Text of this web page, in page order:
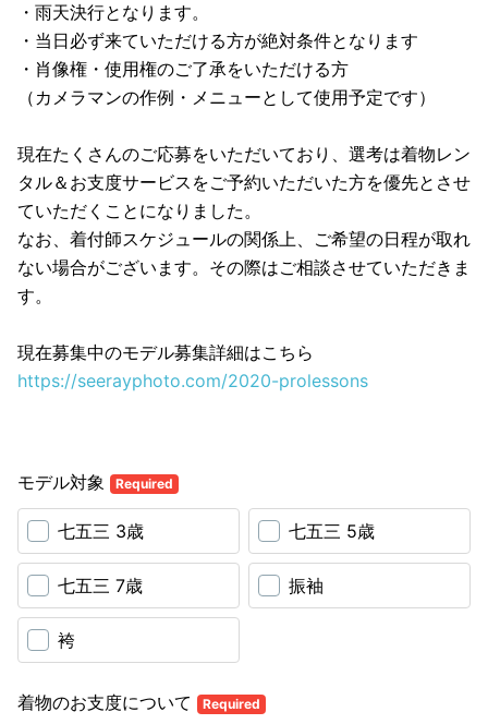
・雨天決行となります。
・当日必ず来ていただける方が絶対条件となります
・肖像権・使用権のご了承をいただける方
（カメラマンの作例・メニューとして使用予定です）
現在たくさんのご応募をいただいており、選考は着物レン
タル＆お支度サービスをご予約いただいた方を優先とさせ
ていただくことになりました。
なお、着付師スケジュールの関係上、ご希望の日程が取れ
ない場合がございます。その際はご相談させていただきま
す。
現在募集中のモデル募集詳細はこちら
https://seerayphoto.com/2020-prolessons
モデル対象 Required
七五三 3歳 七五三 5歳
七五三 7歳 振袖
袴
着物のお支度について Required